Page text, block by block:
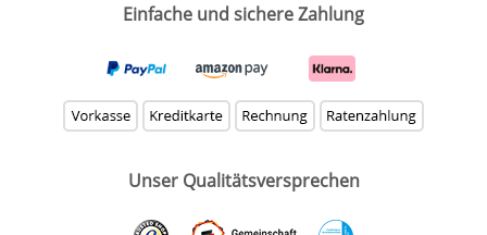
Einfache und sichere Zahlung
Unser Qualitätsversprechen